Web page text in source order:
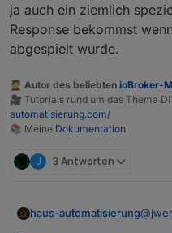
ja auch ein ziemlich
Response bekommst
abgespielt wurde.
🧑‍🎓 Autor des beliebten ioBroker-
🎥 Tutorials rund um das Thema
automatisierung.com/
📚 Meine Dokumentation
J 3 Antworten
haus-automatisierung@